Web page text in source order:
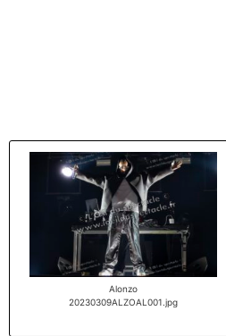
Alonzo
20230309ALZOAL001.jpg